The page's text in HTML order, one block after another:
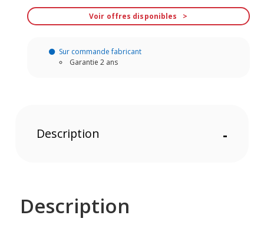
Voir offres disponibles
Sur commande fabricant
Garantie 2 ans
Description -
Description